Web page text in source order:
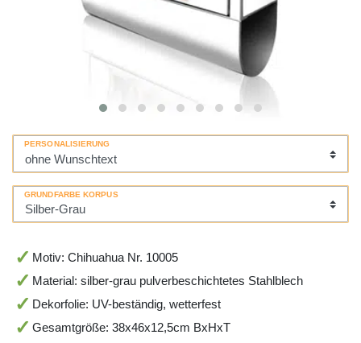
PERSONALISIERUNG
GRUNDFARBE KORPUS
Motiv: Chihuahua Nr. 10005
Material: silber-grau pulverbeschichtetes Stahlblech
Dekorfolie: UV-beständig, wetterfest
Gesamtgröße: 38x46x12,5cm BxHxT